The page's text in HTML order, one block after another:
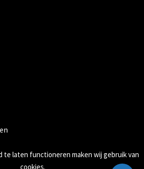
te laten functioneren maken wij gebruik van
cookies.